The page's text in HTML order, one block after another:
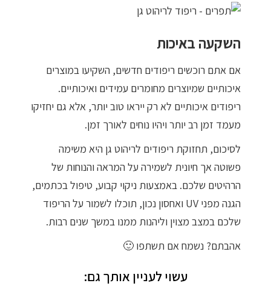
השקעה באיכות
אם אתם רוכשים ריפודים חדשים, השקיעו במוצרים
איכותיים שמיוצרים מחומרים עמידים ואיכותיים.
ריפודים איכותיים לא רק ייראו טוב יותר, אלא גם יחזיקו
מעמד זמן רב יותר ויהיו נוחים לאורך זמן.
לסיכום, תחזוקת ריפודים לריהוט גן היא משימה
פשוטה אך חיונית לשמירה על המראה והנוחות של
הרהיטים שלכם. באמצעות ניקוי קבוע, טיפול בכתמים,
הגנה מפני UV ואחסון נכון, תוכלו לשמור על הריפוד
שלכם במצב מצוין וליהנות ממנו במשך שנים רבות.
אהבתם? נשמח אם תשתפו 🙂
עשוי לעניין אותך גם: